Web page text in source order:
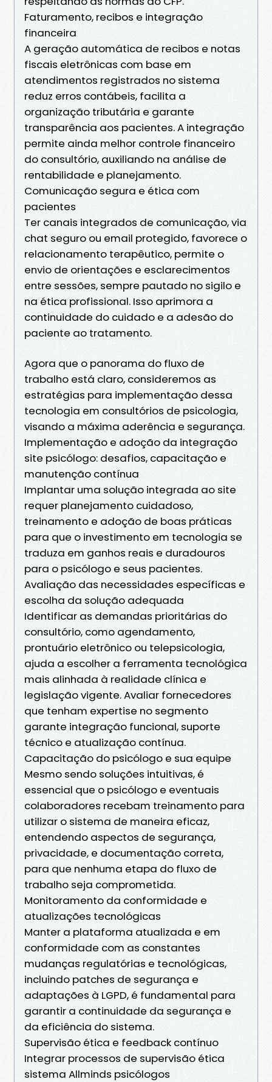
Faturamento, recibos e integração
financeira
A geração automática de recibos e notas
fiscais eletrônicas com base em
atendimentos registrados no sistema
reduz erros contábeis, facilita a
organização tributária e garante
transparência aos pacientes. A integração
permite ainda melhor controle financeiro
do consultório, auxiliando na análise de
rentabilidade e planejamento.
Comunicação segura e ética com
pacientes
Ter canais integrados de comunicação, via
chat seguro ou email protegido, favorece o
relacionamento terapêutico, permite o
envio de orientações e esclarecimentos
entre sessões, sempre pautado no sigilo e
na ética profissional. Isso aprimora a
continuidade do cuidado e a adesão do
paciente ao tratamento.
Agora que o panorama do fluxo de
trabalho está claro, consideremos as
estratégias para implementação dessa
tecnologia em consultórios de psicologia,
visando a máxima aderência e segurança.
Implementação e adoção da integração
site psicólogo: desafios, capacitação e
manutenção contínua
Implantar uma solução integrada ao site
requer planejamento cuidadoso,
treinamento e adoção de boas práticas
para que o investimento em tecnologia se
traduza em ganhos reais e duradouros
para o psicólogo e seus pacientes.
Avaliação das necessidades específicas e
escolha da solução adequada
Identificar as demandas prioritárias do
consultório, como agendamento,
prontuário eletrônico ou telepsicologia,
ajuda a escolher a ferramenta tecnológica
mais alinhada à realidade clínica e
legislação vigente. Avaliar fornecedores
que tenham expertise no segmento
garante integração funcional, suporte
técnico e atualização contínua.
Capacitação do psicólogo e sua equipe
Mesmo sendo soluções intuitivas, é
essencial que o psicólogo e eventuais
colaboradores recebam treinamento para
utilizar o sistema de maneira eficaz,
entendendo aspectos de segurança,
privacidade, e documentação correta,
para que nenhuma etapa do fluxo de
trabalho seja comprometida.
Monitoramento da conformidade e
atualizações tecnológicas
Manter a plataforma atualizada e em
conformidade com as constantes
mudanças regulatórias e tecnológicas,
incluindo patches de segurança e
adaptações à LGPD, é fundamental para
garantir a continuidade da segurança e
da eficiência do sistema.
Supervisão ética e feedback contínuo
Integrar processos de supervisão ética
sistema Allminds psicólogos